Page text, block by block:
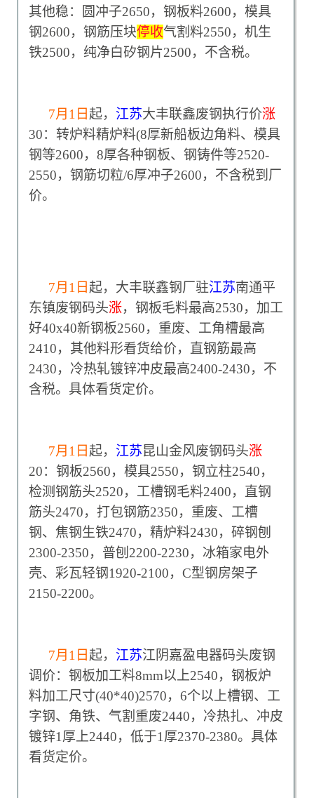
其他稳：圆冲子2650，钢板料2600，模具
钢2600，钢筋压块停收气割料2550，机生
铁2500，纯净白矽钢片2500，不含税。
7月1日 起， 江苏大丰联鑫废钢执行价涨
30：转炉料精炉料(8厚新船板边角料、模具
钢等2600，8厚各种钢板、钢铸件等2520-
2550，钢筋切粒/6厚冲子2600，不含税到厂
价。
7月1日 起，大丰联鑫钢厂驻江苏南通平
东镇废钢码头涨，钢板毛料最高2530，加工
好40x40新钢板2560，重废、工角槽最高
2410，其他料形看货给价，直钢筋最高
2430，冷热轧镀锌冲皮最高2400-2430，不
含税。具体看货定价。
7月1日 起， 江苏昆山金风废钢码头涨
20：钢板2560，模具2550，钢立柱2540，
检测钢筋头2520，工槽钢毛料2400，直钢
筋头2470，打包钢筋2350，重废、工槽
钢、焦钢生铁2470，精炉料2430，碎钢刨
2300-2350，普刨2200-2230，冰箱家电外
壳、彩瓦轻钢1920-2100，C型钢房架子
2150-2200。
7月1日 起， 江苏江阴嘉盈电器码头废钢
调价：钢板加工料8mm以上2540，钢板炉
料加工尺寸(40*40)2570，6个以上槽钢、工
字钢、角铁、气割重废2440，冷热扎、冲皮
镀锌1厚上2440，低于1厚2370-2380。具体
看货定价。